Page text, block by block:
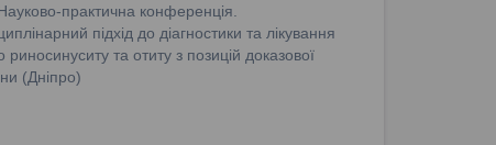
практична конференція.
підхід до діагностики та лікування
риносинуситу та отиту з позицій доказової
(Дніпро)